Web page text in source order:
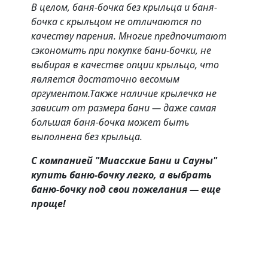
В целом, баня-бочка без крыльца и баня-
бочка с крыльцом не отличаются по
качеству парения. Многие предпочитают
сэкономить при покупке бани-бочки, не
выбирая в качестве опции крыльцо, что
является достаточно весомым
аргументом.Также наличие крылечка не
зависит от размера бани — даже самая
большая баня-бочка может быть
выполнена без крыльца.
С компанией "Миасские Бани и Сауны"
купить баню-бочку легко, а выбрать
баню-бочку под свои пожелания — еще
проще!